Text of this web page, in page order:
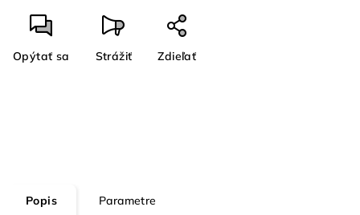
Opýtať sa Strážiť Zdieľať
Popis Parametre